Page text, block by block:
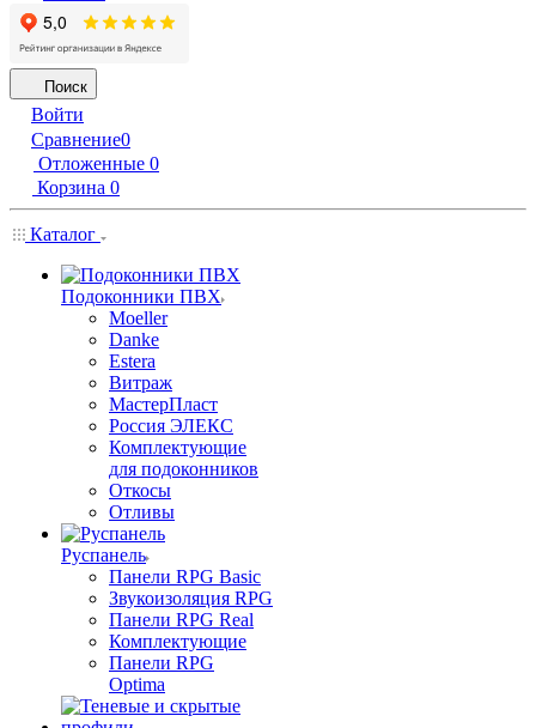
Поиск
Войти
Сравнение0
Отложенные 0
Корзина 0
Каталог
Подоконники ПВХ
Moeller
Danke
Estera
Витраж
МастерПласт
Россия ЭЛЕКС
Комплектующие
для подоконников
Откосы
Отливы
Руспанель
Панели RPG Basic
Звукоизоляция RPG
Панели RPG Real
Комплектующие
Панели RPG
Optima